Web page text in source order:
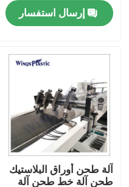
اتصل بنا
آلة بثق الأنابيب البلاستيكية
خط بثق الأنبوب البلاستيكي
آلة بثق الأنبوب البلاستيكي
HDPE آلة بثق الأنابيب
إرسال استفسار
آلة طحن أوراق البلاستيك
طحن آلة خط طحن آلة